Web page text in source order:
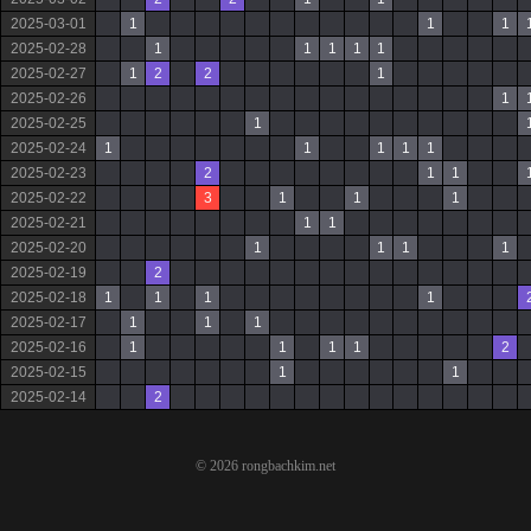
2025-03-01
1 1 1
2025-02-28
1 1 1 1
1
2025-02-27
1 2 2
1
2025-02-26
1
2025-02-25
1
2025-02-24
1 1 1 1
1
2025-02-23
2 1 1
2025-02-22
3 1 1
1
2025-02-21
1
1
2025-02-20
1 1 1
1
2025-02-19
2
2025-02-18
1 1 1 1
2025-02-17
1 1
1
2025-02-16
1 1 1 1
2
2025-02-15
1
1
2025-02-14
2
© 2026 rongbachkim.net